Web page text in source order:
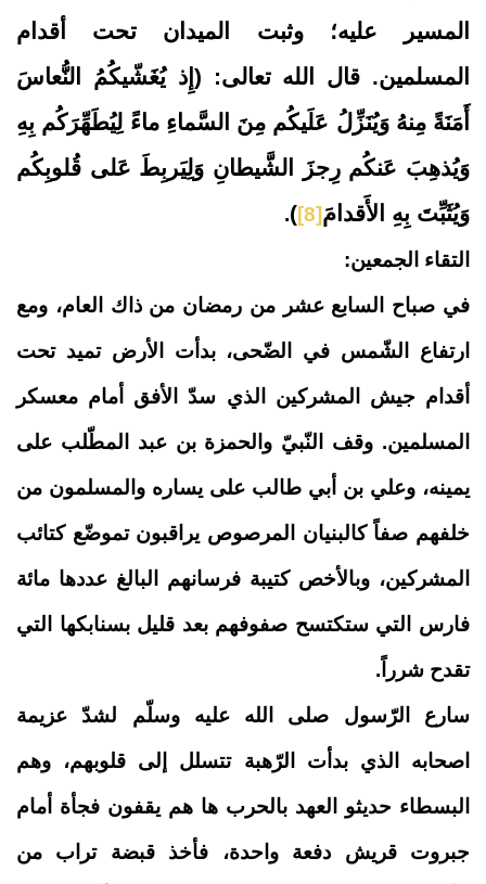
المسير عليه؛ وثبت الميدان تحت أقدام
المسلمين. قال الله تعالى: ( إِذ يُغَشّيكُمُ النُّعاسَ
أَمَنَةً مِنهُ وَيُنَزِّلُ عَلَيكُم مِنَ السَّماءِ ماءً لِيُطَهِّرَكُم بِهِ
وَيُذهِبَ عَنكُم رِجزَ الشَّيطانِ وَلِيَربِطَ عَلى قُلوبِكُم
وَيُثَبِّتَ بِهِ الأَقدامَ[8]
)
.
التقاء الجمعين:
في صباح السابع عشر من رمضان من ذاك العام، ومع
ارتفاع الشّمس في الضّحى، بدأت الأرض تميد تحت
أقدام جيش المشركين الذي سدّ الأفق أمام معسكر
المسلمين. وقف النّبيّ والحمزة بن عبد المطّلب على
يمينه، وعلي بن أبي طالب على يساره والمسلمون من
خلفهم صفاً كالبنيان المرصوص يراقبون تموضّع كتائب
المشركين، وبالأخص كتيبة فرسانهم البالغ عددها مائة
فارس التي ستكتسح صفوفهم بعد قليل بسنابكها التي
تقدح شرراً.
سارع الرّسول صلى الله عليه وسلّم لشدّ عزيمة
اصحابه الذي بدأت الرّهبة تتسلل إلى قلوبهم، وهم
البسطاء حديثو العهد بالحرب ها هم يقفون فجأة أمام
جبروت قريش دفعة واحدة، فأخذ قبضة تراب من